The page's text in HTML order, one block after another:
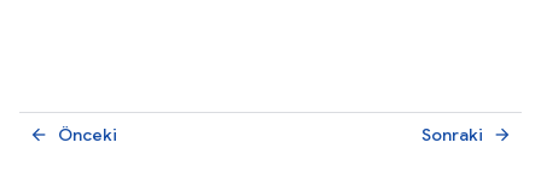
Önceki
arrow_back Sonraki arrow_forward